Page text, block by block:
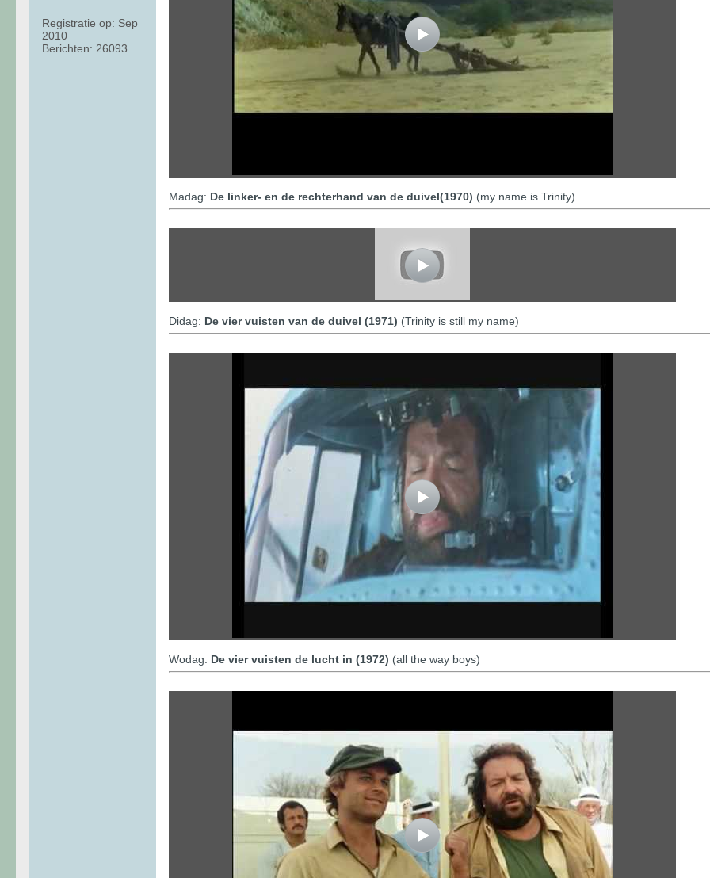
Registratie op: Sep
2010
Berichten: 26093
Madag: De linker- en de rechterhand van de duivel(1970) (my name is Trinity)
Didag: De vier vuisten van de duivel (1971) (Trinity is still my name)
Wodag: De vier vuisten de lucht in (1972) (all the way boys)